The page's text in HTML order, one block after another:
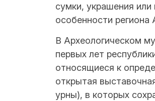
сумки, украшения
особенности региона
В Археологическом
первых лет
относящиеся к
открытая
урны), в которых